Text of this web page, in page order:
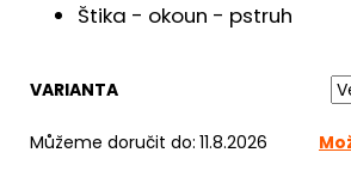
Štika - okoun - pstruh
VARIANTA
Můžeme doručit do: 11.8.2026